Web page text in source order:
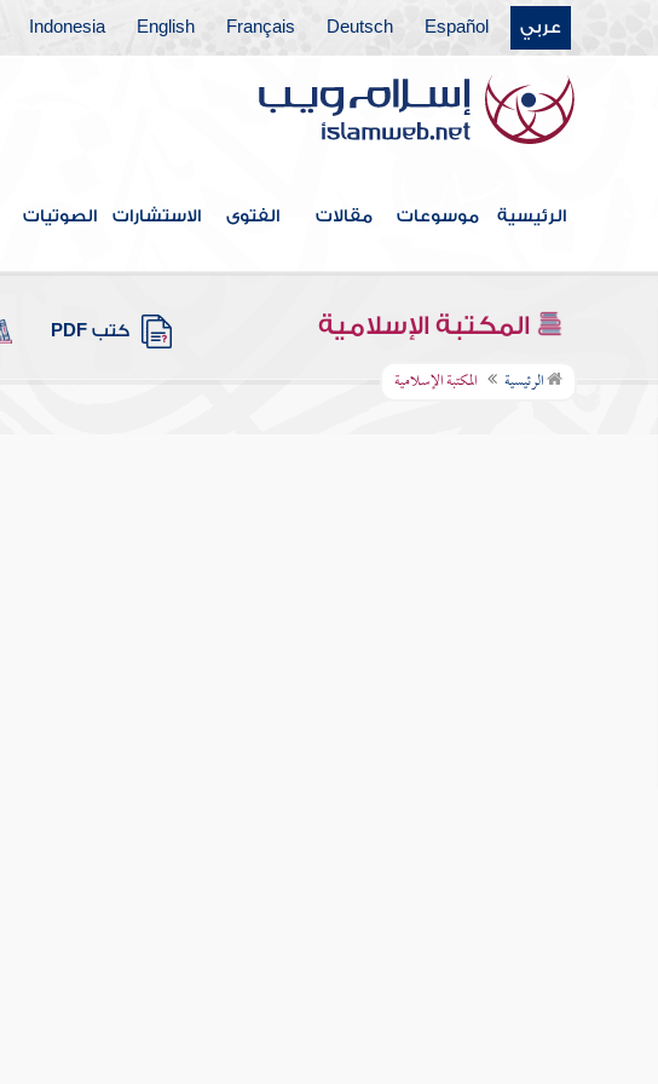
عربي Español
Deutsch
Français
English
Indonesia
الرئيسية موسوعات مقالات الفتوى الاستشارات الصوتيات
المكتبة الإسلامية كتب PDF
الرئيسية المكتبة الإسلامية